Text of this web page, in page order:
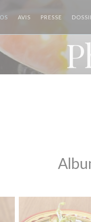
AVIS PRESSE